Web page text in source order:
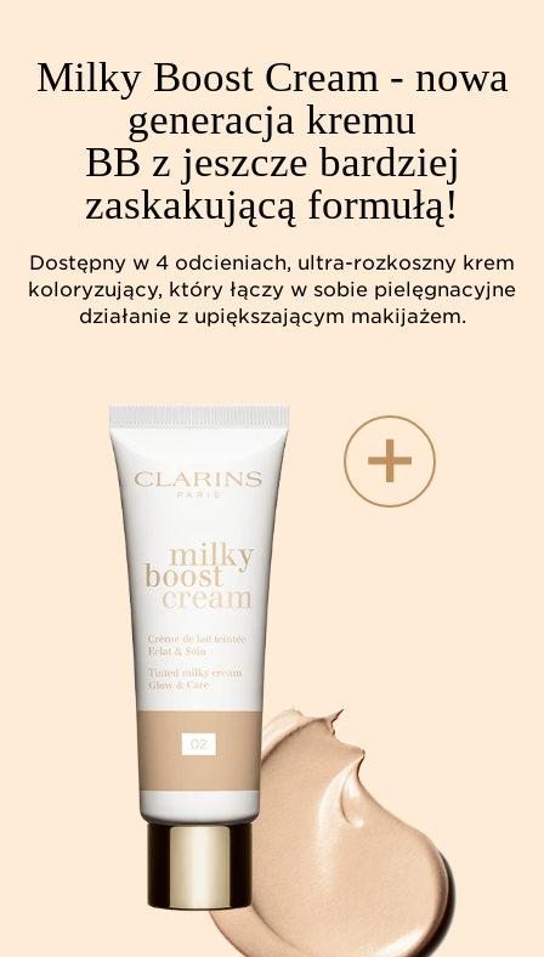
Milky Boost Cream - nowa
generacja kremu
BB z jeszcze bardziej
zaskakującą formułą!
Dostępny w 4 odcieniach, ultra-rozkoszny krem
koloryzujący, który łączy w sobie pielęgnacyjne
działanie z upiększającym makijażem.